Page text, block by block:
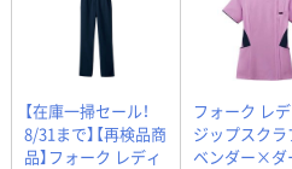
【在庫一掃セール！
8/31まで】【再検品商
品】フォーク レディ
フォーク レ
ジップスクラ
ベンダー×ダ